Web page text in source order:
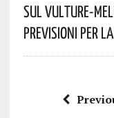
Sul Vulture-
Previsioni Per